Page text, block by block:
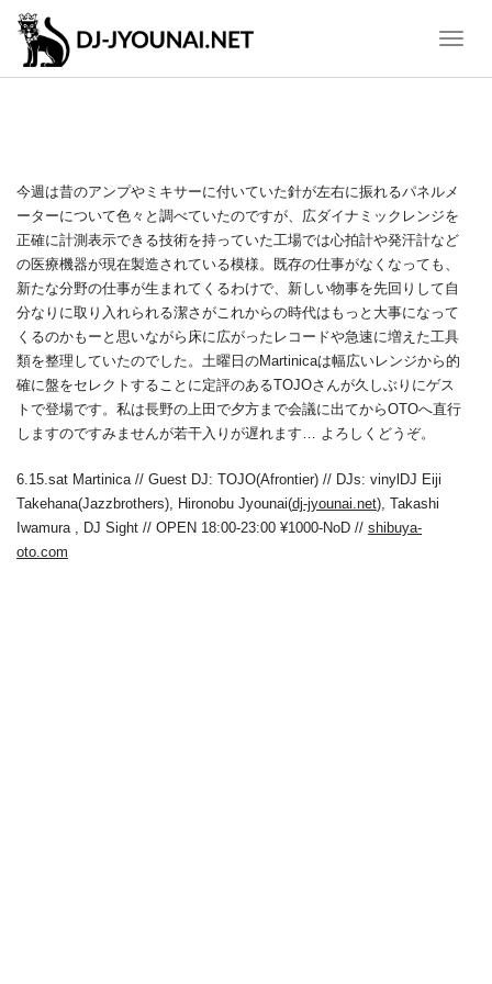
Toggle
今週は昔のアンプやミキサーに付いていた針が左右に振れるパネルメ
ーターについて色々と調べていたのですが、広ダイナミックレンジを
正確に計測表示できる技術を持っていた工場では心拍計や発汗計など
の医療機器が現在製造されている模様。既存の仕事がなくなっても、
新たな分野の仕事が生まれてくるわけで、新しい物事を先回りして自
分なりに取り入れられる潔さがこれからの時代はもっと大事になって
くるのかもーと思いながら床に広がったレコードや急速に増えた工具
類を整理していたのでした。土曜日のMartinicaは幅広いレンジから的
確に盤をセレクトすることに定評のあるTOJOさんが久しぶりにゲス
トで登場です。私は長野の上田で夕方まで会議に出てからOTOへ直行
しますのですみませんが若干入りが遅れます… よろしくどうぞ。
6.15.sat Martinica // Guest DJ: TOJO(Afrontier) // DJs: vinylDJ Eiji
Takehana(Jazzbrothers), Hironobu Jyounai(dj-jyounai.net), Takashi
Iwamura , DJ Sight // OPEN 18:00-23:00 ¥1000-NoD // shibuya-
oto.com